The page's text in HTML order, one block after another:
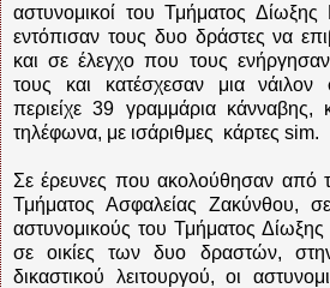
αστυνομικοί του Τμήματος Δίωξης
εντόπισαν τους δυο δράστες να
και σε έλεγχο που τους
τους και κατέσχεσαν μια
περιείχε 39 γραμμάρια κάνναβης,
τηλέφωνα, με ισάριθμες κάρτες sim.
Σε έρευνες που ακολούθησαν από
Τμήματος Ασφαλείας Ζακύνθου,
αστυνομικούς του Τμήματος
σε οικίες των δυο δραστών,
δικαστικού λειτουργού, οι